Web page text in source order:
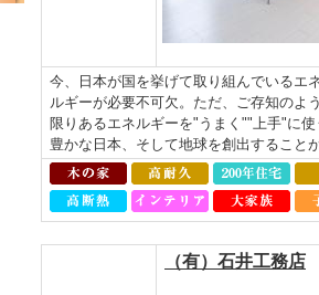
今、日本が国を挙げて取り組んでいるエ
ルギーが必要不可欠。ただ、ご存知のよ
限りあるエネルギーを"うまく""上手"に
豊かな日本、そして地球を創出すること
（有）石井工務店